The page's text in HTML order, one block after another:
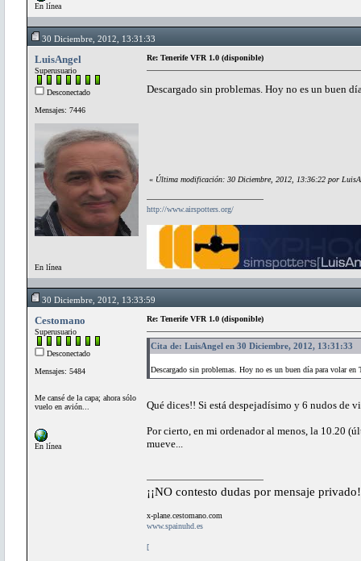
En línea
30 Diciembre, 2012, 13:31:33
LuisAngel
Superusuario
Desconectado
Mensajes: 7446
En línea
Re: Tenerife VFR 1.0 (disponible)
Descargado sin problemas. Hoy no es un buen
« Última modificación: 30 Diciembre, 2012, 13:36:22 por
http://www.airspotters.org/
30 Diciembre, 2012, 13:33:59
Cestomano
Superusuario
Desconectado
Mensajes: 5484
Me cansé de la capa; ahora sólo
vuelo en avión...
En línea
Re: Tenerife VFR 1.0 (disponible)
Cita de: LuisAngel en 30 Diciembre, 2012, 13:31:33
Descargado sin problemas. Hoy no es un buen día para volar
Qué dices!! Si está despejadísimo y 6 nudos de
Por cierto, en mi ordenador al menos, la 10.20
mueve...
¡¡NO contesto dudas por mensaje
x-plane.cestomano.com
www.spainuhd.es
[